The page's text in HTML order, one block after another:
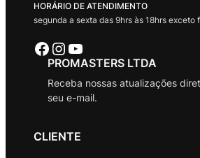
HORÁRIO DE ATENDIMENTO
segunda a sexta das 9hrs às 18hrs exceto
Facebook Instagram Youtube
PROMASTERS LTDA
Receba nossas atualizações
seu e-mail.
CLIENTE